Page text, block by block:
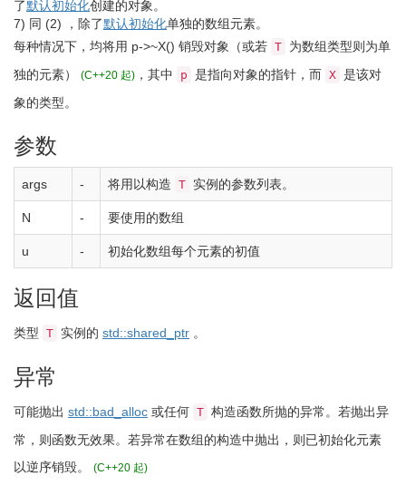
了默认初始化创建的对象。
7) 同 (2) ，除了默认初始化单独的数组元素。
每种情况下，均将用 p->~X() 销毁对象 （或若 T 为数组类型则为单
独的元素）
(C++20 起) ，其中 p 是指向对象的指针，而 X 是该对
象的类型。
参数
args - 将用以构造 T 实例的参数列表。
N - 要使用的数组
u - 初始化数组每个元素的初值
返回值
类型 T 实例的 std::shared_ptr 。
异常
可能抛出 std::bad_alloc 或任何 T 构造函数所抛的异常。若抛出异
常，则函数无效果。 若异常在数组的构造中抛出，则已初始化元素
以逆序销毁。
(C++20 起)